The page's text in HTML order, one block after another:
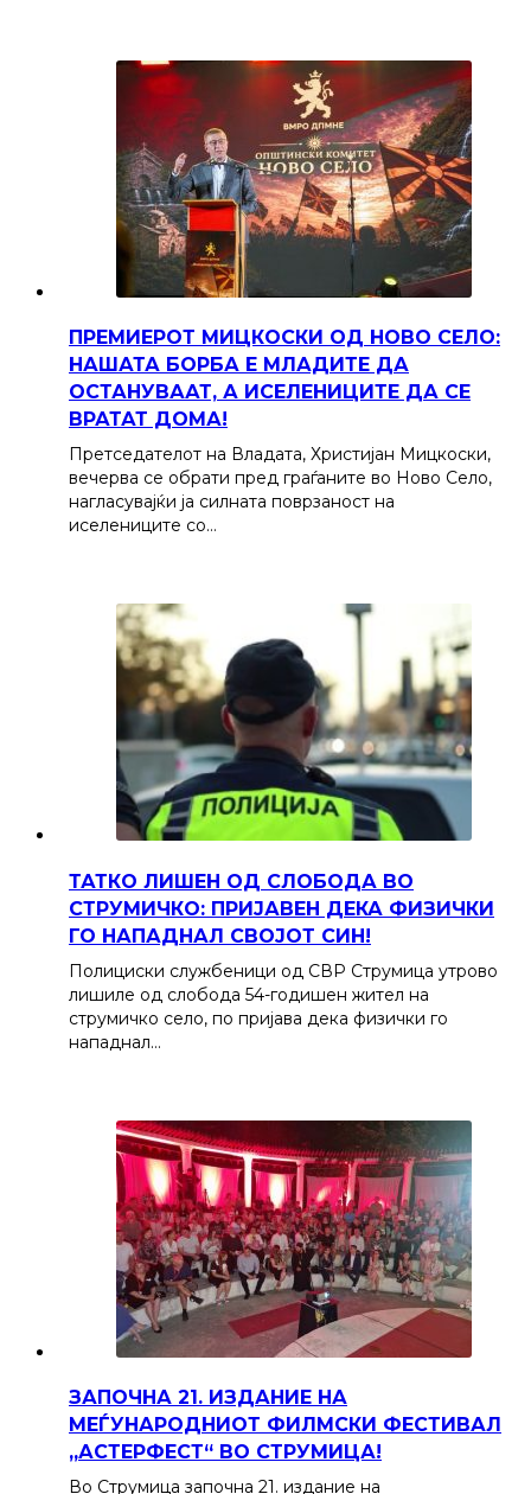
ПРЕМИЕРОТ МИЦКОСКИ ОД НОВО СЕЛО:
НАШАТА БОРБА Е МЛАДИТЕ ДА
ОСТАНУВААТ, А ИСЕЛЕНИЦИТЕ ДА СЕ
ВРАТАТ ДОМА!
Претседателот на Владата, Христијан Мицкоски,
вечерва се обрати пред граѓаните во Ново Село,
нагласувајќи ја силната поврзаност на
иселениците со…
ТАТКО ЛИШЕН ОД СЛОБОДА ВО
СТРУМИЧКО: ПРИЈАВЕН ДЕКА ФИЗИЧКИ
ГО НАПАДНАЛ СВОЈОТ СИН!
Полициски службеници од СВР Струмица утрово
лишиле од слобода 54-годишен жител на
струмичко село, по пријава дека физички го
нападнал…
ЗАПОЧНА 21. ИЗДАНИЕ НА
МЕЃУНАРОДНИОТ ФИЛМСКИ ФЕСТИВАЛ
„АСТЕРФЕСТ“ ВО СТРУМИЦА!
Во Струмица започна 21. издание на